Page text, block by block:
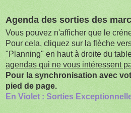
Agenda des sorties des
Vous pouvez n'afficher que le
Pour cela, cliquez sur la flèche
"Planning" en haut à droite du
agendas qui ne vous intéressent
Pour la synchronisation avec
pied de page.
En Violet : Sorties